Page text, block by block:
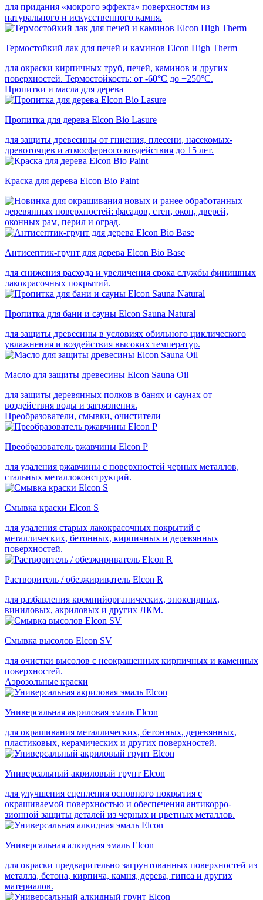
для придания «мокрого эффекта» поверхностям из
натурального и искусственного камня.
Термостойкий лак для печей и каминов Elcon High Therm
для окраски кирпичных труб, печей, каминов и других
поверхностей. Термостойкость: от -60°С до +250°С.
Пропитки и масла для дерева
Пропитка для дерева Elcon Bio Lasure
для защиты древесины от гниения, плесени, насекомых-
древоточцев и атмосферного воздействия до 15 лет.
Краска для дерева Elcon Bio Paint
для окрашивания новых и ранее обработанных
деревянных поверхностей: фасадов, стен, окон, дверей,
оконных рам, перил и оград.
Антисептик-грунт для дерева Elcon Bio Base
для снижения расхода и увеличения срока службы финишных
лакокрасочных покрытий.
Пропитка для бани и сауны Elcon Sauna Natural
для защиты древесины в условиях обильного циклического
увлажнения и воздействия высоких температур.
Масло для защиты древесины Elcon Sauna Oil
для защиты деревянных полков в банях и саунах от
воздействия воды и загрязнения.
Преобразователи, смывки, очистители
Преобразователь ржавчины Elcon P
для удаления ржавчины с поверхностей черных металлов,
стальных металлоконструкций.
Смывка краски Elcon S
для удаления старых лакокрасочных покрытий с
металлических, бетонных, кирпичных и деревянных
поверхностей.
Растворитель / обезжириватель Elcon R
для разбавления кремнийорганических, эпоксидных,
виниловых, акриловых и других ЛКМ.
Смывка высолов Elcon SV
для очистки высолов с неокрашенных кирпичных и каменных
поверхностей.
Аэрозольные краски
Универсальная акриловая эмаль Elcon
для окрашивания металлических, бетонных, деревянных,
пластиковых, керамических и других поверхностей.
Универсальный акриловый грунт Elcon
для улучшения сцепления основного покрытия с
окрашиваемой поверхностью и обеспечения антикорро-
зионной защиты деталей из черных и цветных металлов.
Универсальная алкидная эмаль Elcon
для окраски предварительно загрунтованных поверхностей из
металла, бетона, кирпича, камня, дерева, гипса и других
материалов.